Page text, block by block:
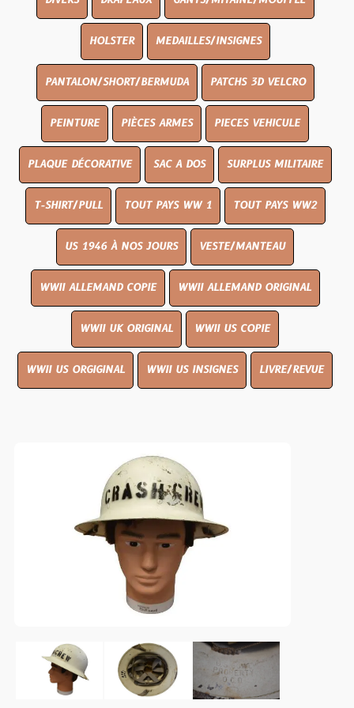
HOLSTER MEDAILLES/INSIGNES
PANTALON/SHORT/BERMUDA PATCHS 3D VELCRO
PEINTURE PIÈCES ARMES PIECES VEHICULE
PLAQUE DÉCORATIVE SAC A DOS SURPLUS MILITAIRE
T-SHIRT/PULL TOUT PAYS WW 1 TOUT PAYS WW2
US 1946 À NOS JOURS VESTE/MANTEAU
WWII ALLEMAND COPIE WWII ALLEMAND ORIGINAL
WWII UK ORIGINAL WWII US COPIE
WWII US ORGIGINAL WWII US INSIGNES LIVRE/REVUE